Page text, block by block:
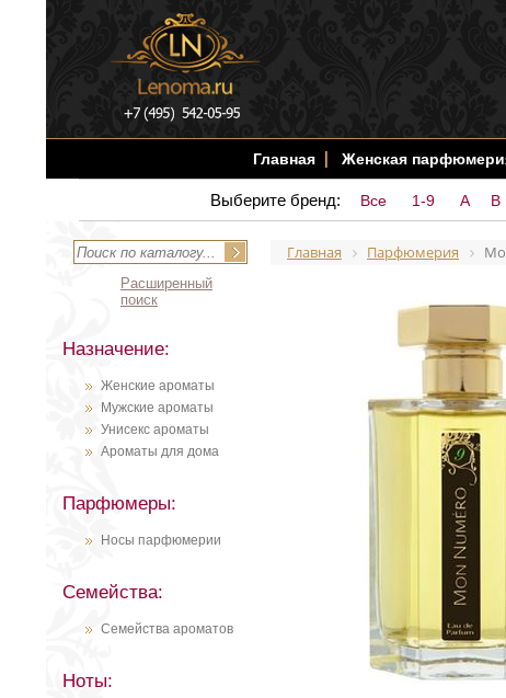
Главная Женская
Выберите бренд: Все 1-9 A B
Расширенный
поиск
Назначение:
Женские ароматы
Мужские ароматы
Унисекс ароматы
Ароматы для дома
Парфюмеры:
Носы парфюмерии
Семейства:
Семейства ароматов
Ноты:
Главная Парфюмерия